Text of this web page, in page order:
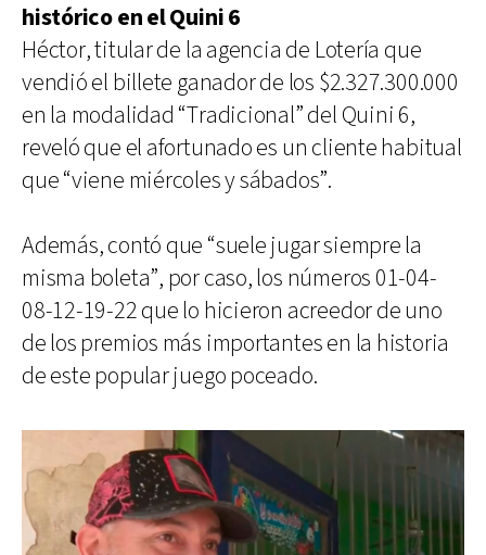
histórico en el Quini 6
Héctor, titular de la agencia de Lotería que
vendió el billete ganador de los $2.327.300.000
en la modalidad “Tradicional” del Quini 6,
reveló que el afortunado es un cliente habitual
que “viene miércoles y sábados”.
Además, contó que “suele jugar siempre la
misma boleta”, por caso, los números 01-04-
08-12-19-22 que lo hicieron acreedor de uno
de los premios más importantes en la historia
de este popular juego poceado.